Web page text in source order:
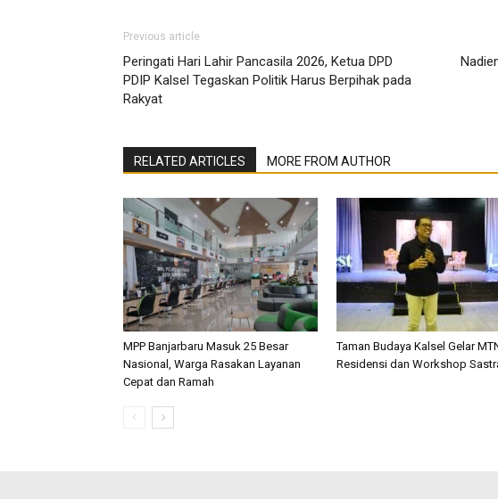
Previous article
Peringati Hari Lahir Pancasila 2026, Ketua DPD
PDIP Kalsel Tegaskan Politik Harus Berpihak pada
Rakyat
RELATED ARTICLES MORE FROM AUTHOR
MPP Banjarbaru Masuk 25 Besar
Nasional, Warga Rasakan Layanan
Cepat dan Ramah
Taman Budaya Kalsel Gelar
Residensi dan Workshop